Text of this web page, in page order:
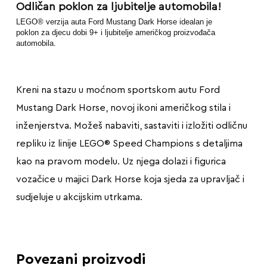
Odličan poklon za ljubitelje automobila!
LEGO® verzija auta Ford Mustang Dark Horse idealan je
poklon za djecu dobi 9+ i ljubitelje američkog proizvođača
automobila.
Kreni na stazu u moćnom sportskom autu Ford
Mustang Dark Horse, novoj ikoni američkog stila i
inženjerstva. Možeš nabaviti, sastaviti i izložiti odličnu
repliku iz linije LEGO® Speed Champions s detaljima
kao na pravom modelu. Uz njega dolazi i figurica
vozačice u majici Dark Horse koja sjeda za upravljač i
sudjeluje u akcijskim utrkama.
Povezani proizvodi